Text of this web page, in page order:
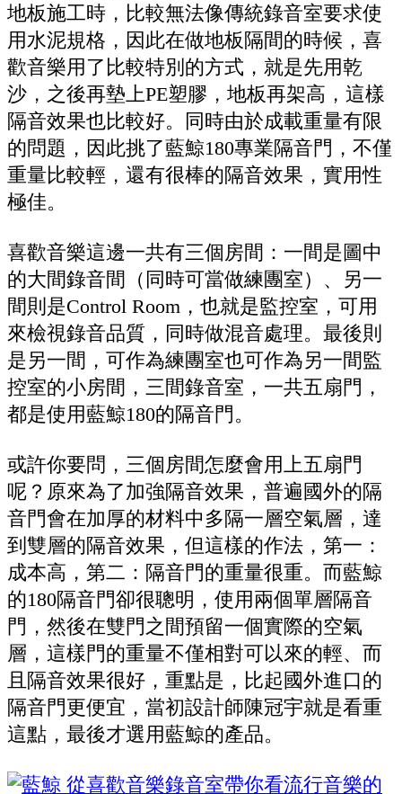
地板施工時，比較無法像傳統錄音室要求使
用水泥規格，因此在做地板隔間的時候，喜
歡音樂用了比較特別的方式，就是先用乾
沙，之後再墊上PE塑膠，地板再架高，這樣
隔音效果也比較好。同時由於成載重量有限
的問題，因此挑了藍鯨180專業隔音門，不僅
重量比較輕，還有很棒的隔音效果，實用性
極佳。
喜歡音樂這邊一共有三個房間：一間是圖中
的大間錄音間（同時可當做練團室）、另一
間則是Control Room， 也就是監控室，可用
來檢視錄音品質，同時做混音處理。最後則
是另一間，可作為練團室也可作為另一間監
控室的小房間，三間錄音室，一共五扇門，
都是使用藍鯨180的隔音門。
或許你要問，三個房間怎麼會用上五扇門
呢？原來為了加強隔音效果，普遍國外的隔
音門會在加厚的材料中多隔一層空氣層，達
到雙層的隔音效果，但這樣的作法，第一：
成本高，第二：隔音門的重量很重。而藍鯨
的180隔音門卻很聰明，使用兩個單層隔音
門，然後在雙門之間預留一個實際的空氣
層，這樣門的重量不僅相對可以來的輕、而
且隔音效果很好，重點是，比起國外進口的
隔音門更便宜，當初設計師陳冠宇就是看重
這點，最後才選用藍鯨的產品。